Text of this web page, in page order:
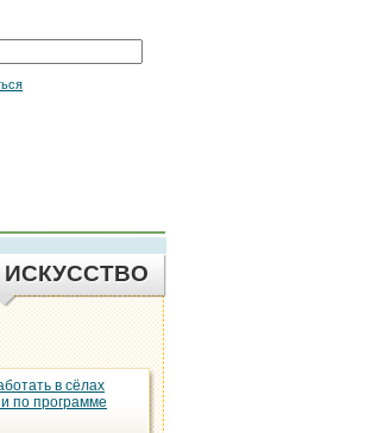
ИСКУССТВО
в сёлах
по программе